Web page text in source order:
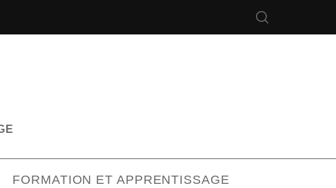
FORMATION ET APPRENTISSAGE